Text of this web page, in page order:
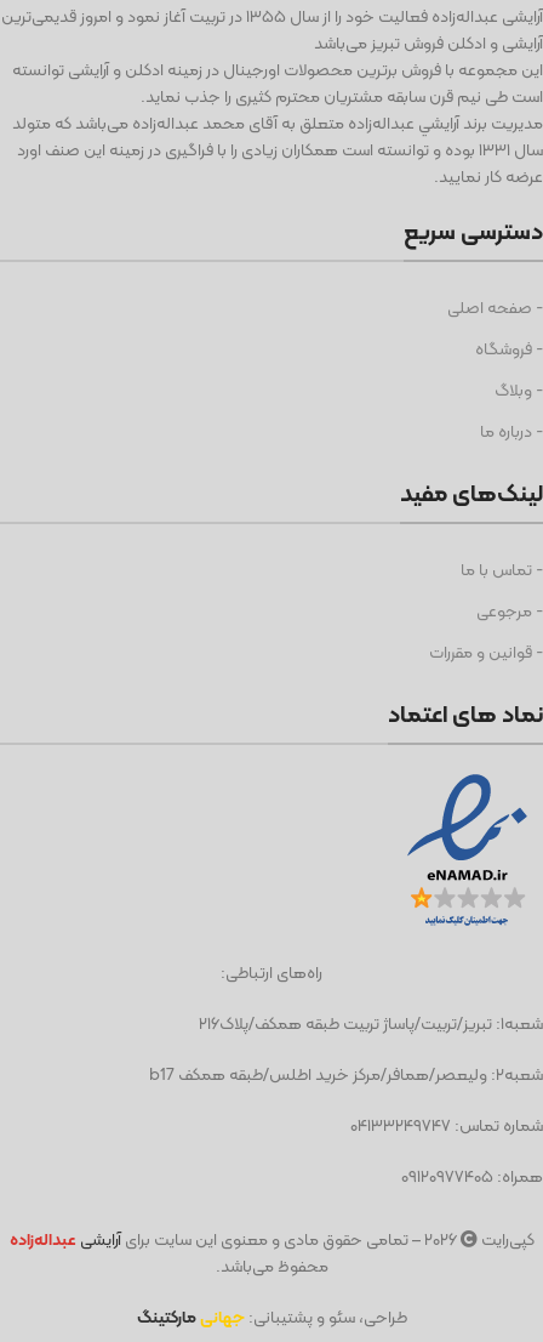
آرايشی عبداله‌زاده فعاليت خود را از سال ۱۳۵۵ در تربیت آغاز نمود و امروز قدیمی‌ترین
آرایشی و ادكلن فروش تبریز می‌باشد
این مجموعه با فروش برترین محصولات اورجینال در زمینه ادكلن و آرایشی توانسته
است طی نيم قرن سابقه مشتریان محترم كثیری را جذب نمايد.
مديريت برند آرايشي عبداله‌زاده متعلق به آقای محمد عبداله‌زاده می‌باشد كه متولد
سال ١٣٣١ بوده و توانسته است همكاران زيادی را با فراگيری در زمينه اين صنف اورد
عرضه كار نماييد.
دسترسی سریع
- صفحه اصلی
- فروشگاه
- وبلاگ
- درباره ما
لینک‌های مفید
- تماس با ما
- مرجوعی
- قوانین و مقررات
نماد های اعتماد
راه‌های ارتباطی:
شعبه١: تبریز/تربیت/پاساژ تربیت طبقه همکف/پلاک۲۱۶
شعبه٢: ولیعصر/همافر/مرکز خرید اطلس/طبقه همکف b17
شماره تماس: ۰۴۱۳۳۲۴۹۷۴۷
همراه: ۰۹۱۲۰۹۷۷۴۰۵
کپی‌رایت ۲۰۲۶ – تمامی حقوق مادی و معنوی این سایت برای آرایشی عبداله‌زاده
محفوظ می‌باشد.
طراحی، سئو و پشتیبانی:جهانیمارکتینگ